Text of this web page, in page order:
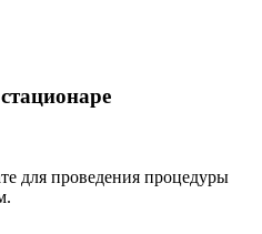
для проведения процедуры